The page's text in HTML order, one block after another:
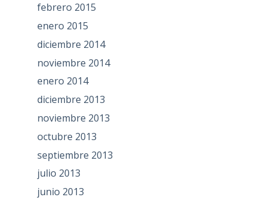
febrero 2015
enero 2015
diciembre 2014
noviembre 2014
enero 2014
diciembre 2013
noviembre 2013
octubre 2013
septiembre 2013
julio 2013
junio 2013